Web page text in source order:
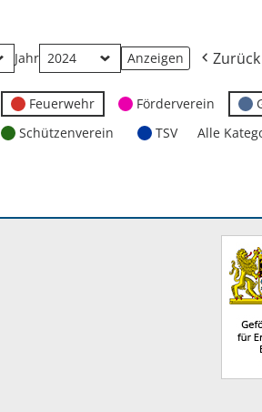
Jahr Zurück
Feuerwehr Förderverein
Schützenverein TSV
Alle